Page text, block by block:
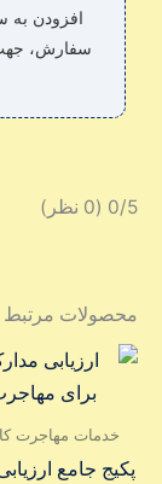
افزودن به
سفارش،
‫0/5 ‫(0 نظر)
محصولات مرتبط
خدمات مهاجرت
پکیج جامع